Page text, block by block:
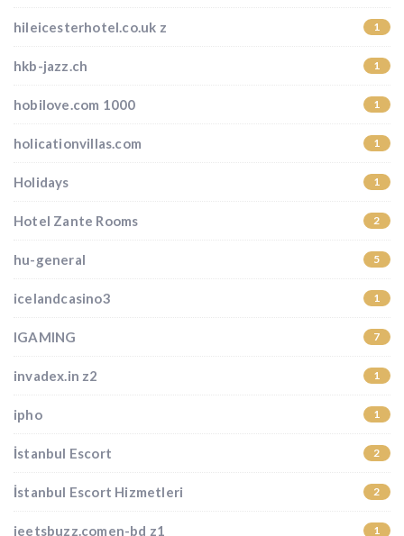
hileicesterhotel.co.uk z 1
hkb-jazz.ch 1
hobilove.com 1000 1
holicationvillas.com 1
Holidays 1
Hotel Zante Rooms 2
hu-general 5
icelandcasino3 1
IGAMING 7
invadex.in z2 1
ipho 1
İstanbul Escort 2
İstanbul Escort Hizmetleri 2
jeetsbuzz.comen-bd z1 1